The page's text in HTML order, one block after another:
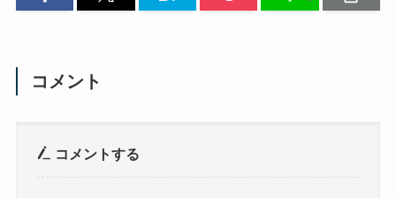
コメント
コメントする